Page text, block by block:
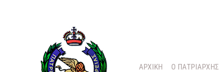
ΑΡΧΙΚΗ O ΠΑΤΡΙΑΡΧΗΣ